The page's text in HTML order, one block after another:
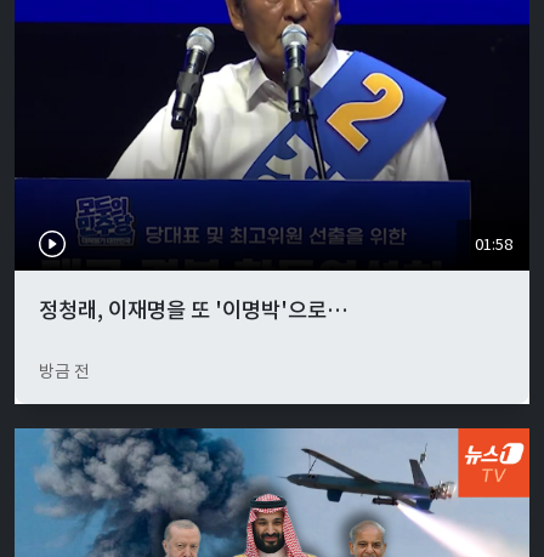
01:58
정청래, 이재명을 또 '이명박'으로…
방금 전